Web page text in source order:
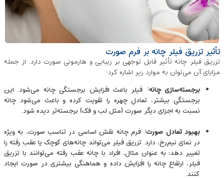
تأثیر تزریق فیلر چانه بر فرم صورت
تزریق فیلر چانه تأثیر قابل توجهی بر زیبایی و هارمونی صورت دارد. از جمله
مزایای آن می‌توان به موارد زیر اشاره کرد:
برجسته‌سازی چانه: فیلر باعث افزایش برجستگی چانه می‌شود. این
برجستگی بیشتر، تعادل چهره را تقویت کرده و باعث می‌شود چانه
نسبت به اجزای دیگر صورت (مثل لب و فک) برجسته‌تر دیده شود.
بهبود تعادل صورت: فرم چانه نقش اساسی در تناسب صورت، به ویژه
در نمای نیم‌رخ، دارد. تزریق فیلر می‌تواند چانه‌های کوچک یا عقب‌ رفته را
تغییر دهد؛ به‌ عنوان مثال، افراد با چانه عقب‌ رفته می‌توانند با تزریق
فیلر، ارتفاع چانه را افزایش داده و هماهنگی بیشتری در صورت ایجاد
کنند.